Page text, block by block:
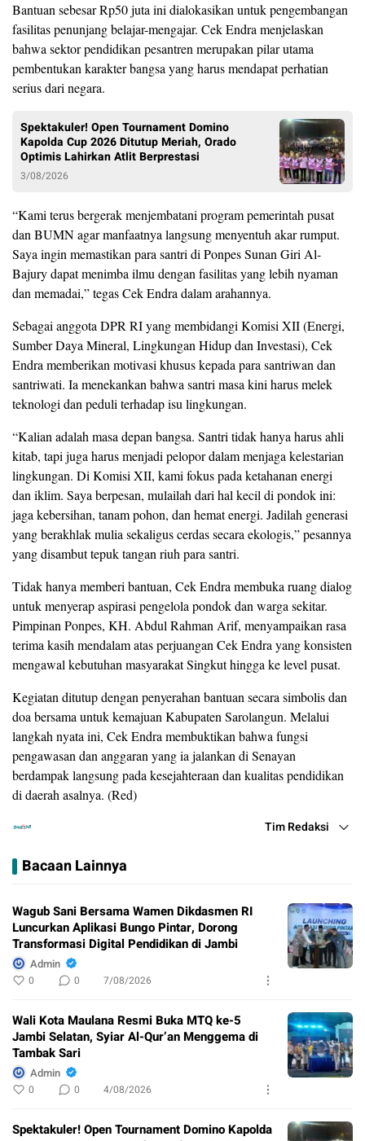
Bantuan sebesar Rp50 juta ini dialokasikan untuk pengembangan
fasilitas penunjang belajar-mengajar. Cek Endra menjelaskan
bahwa sektor pendidikan pesantren merupakan pilar utama
pembentukan karakter bangsa yang harus mendapat perhatian
serius dari negara.
Spektakuler! Open Tournament Domino
Kapolda Cup 2026 Ditutup Meriah, Orado
Optimis Lahirkan Atlit Berprestasi
3/08/2026
“Kami terus bergerak menjembatani program pemerintah pusat
dan BUMN agar manfaatnya langsung menyentuh akar rumput.
Saya ingin memastikan para santri di Ponpes Sunan Giri Al-
Bajury dapat menimba ilmu dengan fasilitas yang lebih nyaman
dan memadai,” tegas Cek Endra dalam arahannya.
Sebagai anggota DPR RI yang membidangi Komisi XII (Energi,
Sumber Daya Mineral, Lingkungan Hidup dan Investasi), Cek
Endra memberikan motivasi khusus kepada para santriwan dan
santriwati. Ia menekankan bahwa santri masa kini harus melek
teknologi dan peduli terhadap isu lingkungan.
“Kalian adalah masa depan bangsa. Santri tidak hanya harus ahli
kitab, tapi juga harus menjadi pelopor dalam menjaga kelestarian
lingkungan. Di Komisi XII, kami fokus pada ketahanan energi
dan iklim. Saya berpesan, mulailah dari hal kecil di pondok ini:
jaga kebersihan, tanam pohon, dan hemat energi. Jadilah generasi
yang berakhlak mulia sekaligus cerdas secara ekologis,” pesannya
yang disambut tepuk tangan riuh para santri.
Tidak hanya memberi bantuan, Cek Endra membuka ruang dialog
untuk menyerap aspirasi pengelola pondok dan warga sekitar.
Pimpinan Ponpes, KH. Abdul Rahman Arif, menyampaikan rasa
terima kasih mendalam atas perjuangan Cek Endra yang konsisten
mengawal kebutuhan masyarakat Singkut hingga ke level pusat.
​Kegiatan ditutup dengan penyerahan bantuan secara simbolis dan
doa bersama untuk kemajuan Kabupaten Sarolangun. Melalui
langkah nyata ini, Cek Endra membuktikan bahwa fungsi
pengawasan dan anggaran yang ia jalankan di Senayan
berdampak langsung pada kesejahteraan dan kualitas pendidikan
di daerah asalnya. (Red)
Tim Redaksi
Bacaan Lainnya
Wagub Sani Bersama Wamen Dikdasmen RI
Luncurkan Aplikasi Bungo Pintar, Dorong
Transformasi Digital Pendidikan di Jambi
Admin
0 0 7/08/2026
Wali Kota Maulana Resmi Buka MTQ ke-5
Jambi Selatan, Syiar Al-Qur’an Menggema di
Tambak Sari
Admin
0 0 4/08/2026
Spektakuler! Open Tournament Domino Kapolda